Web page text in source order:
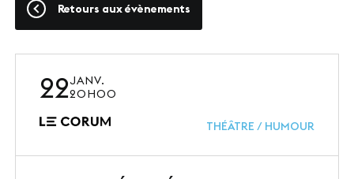
Nos métiers
Nos valeurs
Nos équipes
Photothèque
Retours aux évènements
22JANV.
20H00
THÉÂTRE / HUMOUR